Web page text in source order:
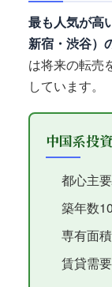
最も人気が高
新宿・渋谷）
は将来の転売
しています。
中国系投
都心主
築年数
専有面
賃貸需